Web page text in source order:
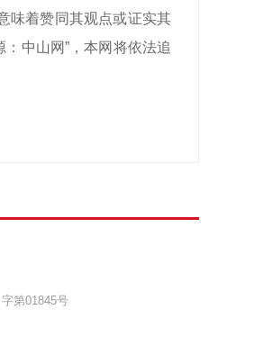
味着赞同其观点或证实其
中山网”，本网将依法追
第01845号